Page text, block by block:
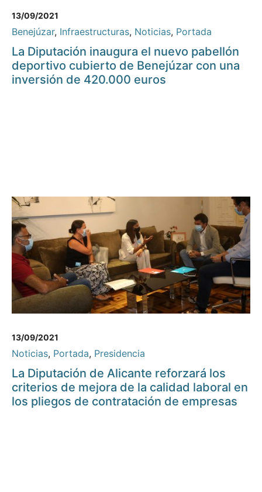
13/09/2021
Benejúzar, Infraestructuras, Noticias, Portada
La Diputación inaugura el nuevo pabellón
deportivo cubierto de Benejúzar con una
inversión de 420.000 euros
13/09/2021
Noticias, Portada, Presidencia
La Diputación de Alicante reforzará los
criterios de mejora de la calidad laboral en
los pliegos de contratación de empresas